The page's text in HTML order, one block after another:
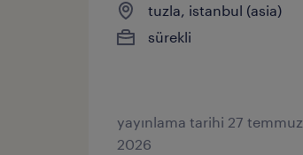
tuzla, istanbul (asia)
sürekli
yayınlama tarihi 27 temmuz
2026